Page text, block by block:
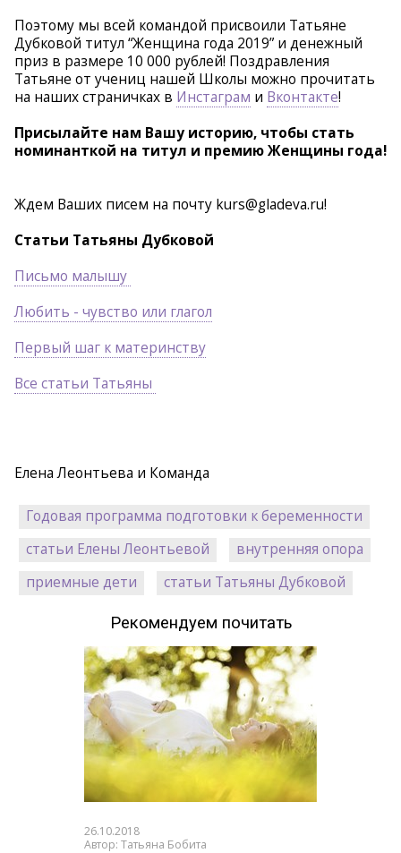
Поэтому мы всей командой присвоили Татьяне
Дубковой титул “Женщина года 2019” и денежный
приз в размере 10 000 рублей! Поздравления
Татьяне от учениц нашей Школы можно прочитать
на наших страничках в Инстаграм и Вконтакте!
Присылайте нам Вашу историю, чтобы стать
номинанткой на титул и премию Женщины года!
Ждем Ваших писем на почту kurs@gladeva.ru!
Статьи Татьяны Дубковой
Письмо малышу
Любить - чувство или глагол
Первый шаг к материнству
Все статьи Татьяны
Елена Леонтьева и Команда
Годовая программа подготовки к беременности
статьи Елены Леонтьевой
внутренняя опора
приемные дети
статьи Татьяны Дубковой
Рекомендуем почитать
26.10.2018
Автор: Татьяна Бобита